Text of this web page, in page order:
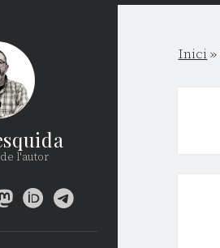
l'autor
mastodon
orcidtelegram
Inici »